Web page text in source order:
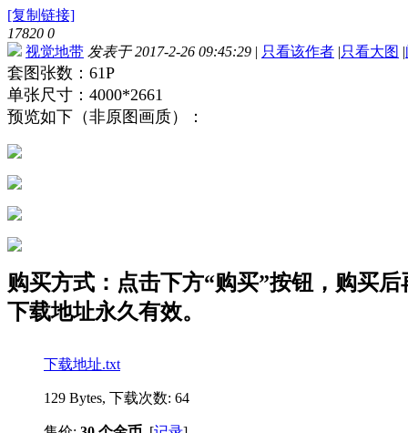
[复制链接]
17820 0
视觉地带 发表于 2017-2-26 09:45:29 | 只看该作者 |只看大图 |
套图张数：61P
单张尺寸：4000*2661
预览如下（非原图画质）：
购买方式：点击下方“购买”按钮，购买
下载地址永久有效。
下载地址.txt
129 Bytes, 下载次数: 64